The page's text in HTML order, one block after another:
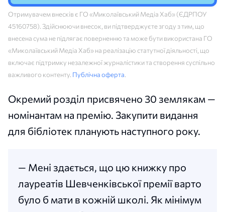
Отримувачем внесків є ГО «Миколаївський Медіа Хаб» (ЄДРПОУ
45160758). Здійснюючи внесок, ви підтверджуєте згоду з тим, що
внесена сума не підлягає поверненню та може бути використана ГО
«Миколаївський Медіа Хаб» на реалізацію статутної діяльності, що
включає підтримку незалежної журналістики та створення суспільно
важливого контенту. Публічна оферта.
Окремий розділ присвячено 30 землякам —
номінантам на премію. Закупити видання
для бібліотек планують наступного року.
— Мені здається, що цю книжку про
лауреатів Шевченківської премії варто
було б мати в кожній школі. Як мінімум